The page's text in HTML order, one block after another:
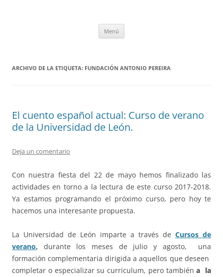
Menú
ARCHIVO DE LA ETIQUETA: FUNDACIÓN ANTONIO PEREIRA
El cuento español actual: Curso de verano
de la Universidad de León.
Deja un comentario
Con nuestra fiesta del 22 de mayo hemos finalizado las
actividades en torno a la lectura de este curso 2017-2018.
Ya estamos programando el próximo curso, pero hoy te
hacemos una interesante propuesta.
La Universidad de León imparte a través de Cursos de
verano, durante los meses de julio y agosto, una
formación complementaria dirigida a aquellos que deseen
completar o especializar su curriculum, pero tambiéna la